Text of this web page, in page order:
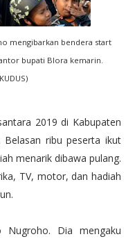
mengibarkan bendera start
bupati Blora kemarin.
2019 di Kabupaten
Belasan ribu peserta ikut
menarik dibawa pulang.
TV, motor, dan hadiah
Dia mengaku